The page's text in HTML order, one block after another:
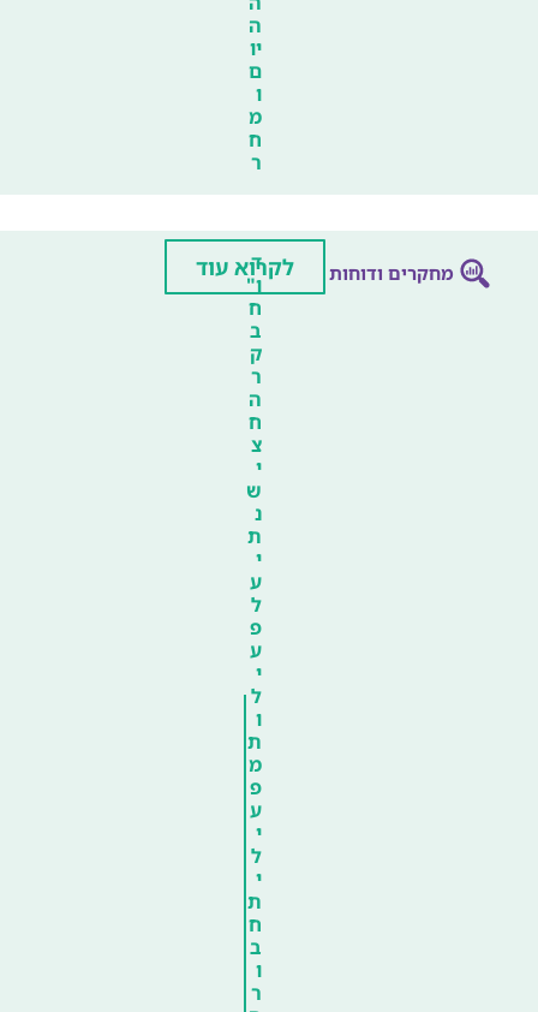
ה
יו
ם
ו
מ
ח
ר
מחקרים ודוחות
ד
ו"
ח
ב
ק
ר
ה
ח
צ
י
ש
נ
ת
י
ע
ל
פ
ע
י
ל
ו
ת
מ
פ
ע
י
ל
י
ת
ח
ב
ו
ר
לקרוא עוד